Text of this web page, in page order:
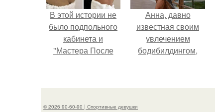
В этой истории не
было подпольного
кабинета и
"Мастера После
Анна, давно
известная своим
увлечением
бодибилдингом,
в роли модели.
© 2026 90-60-90 | Спортивные девушки